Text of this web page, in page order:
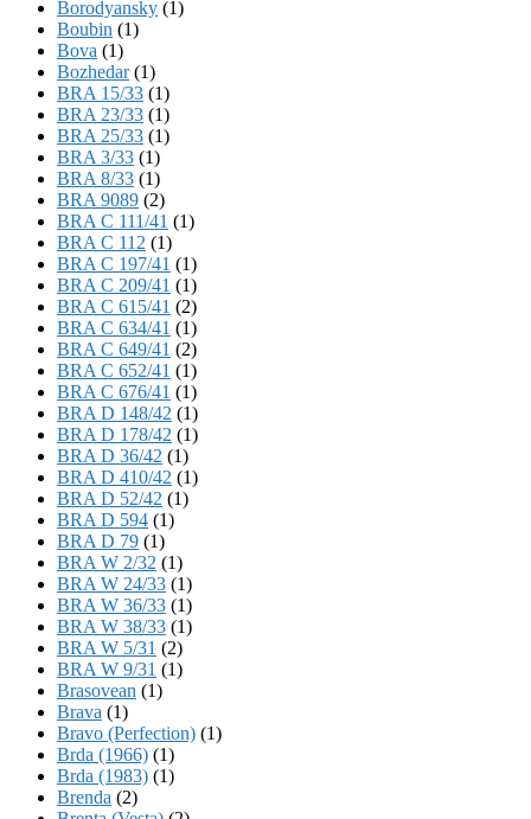
Borodyansky (1)
Boubin (1)
Bova (1)
Bozhedar(1)
BRA 15/33 (1)
BRA 23/33 (1)
BRA 25/33 (1)
BRA 3/33 (1)
BRA 8/33 (1)
BRA 9089 (2)
BRA C 111/41 (1)
BRA C 112 (1)
BRA C 197/41 (1)
BRA C 209/41 (1)
BRA C 615/41 (2)
BRA C 634/41 (1)
BRA C 649/41 (2)
BRA C 652/41 (1)
BRA C 676/41 (1)
BRA D 148/42 (1)
BRA D 178/42 (1)
BRA D 36/42 (1)
BRA D 410/42 (1)
BRA D 52/42 (1)
BRA D 594 (1)
BRA D 79 (1)
BRA W 2/32 (1)
BRA W 24/33 (1)
BRA W 36/33 (1)
BRA W 38/33 (1)
BRA W 5/31 (2)
BRA W 9/31 (1)
Brasovean (1)
Brava (1)
Bravo (Perfection) (1)
Brda (1966) (1)
Brda (1983) (1)
Brenda (2)